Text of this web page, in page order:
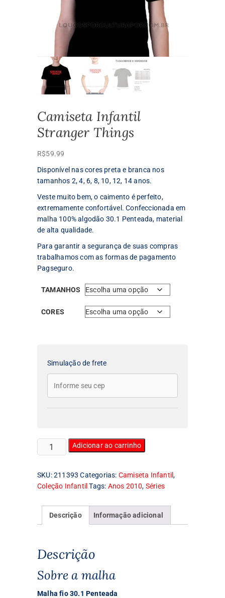
Camiseta Infantil
Stranger Things
R$59.99
Disponível nas cores preta e branca nos
tamanhos 2, 4, 6, 8, 10, 12, 14 anos.
Veste muito bem, o caimento é perfeito,
extremamente confortável. Confeccionada em
malha 100% algodão 30.1 Penteada, material
de alta qualidade.
Para garantir a segurança de suas compras
trabalhamos com as formas de pagamento
Pagseguro.
TAMANHOS
CORES
Simulação de frete
Camiseta
Infantil
Things
quantidade
Adicionar ao carrinho
SKU:211393 Categorias: Camiseta Infantil,
Coleção Infantil Tags: Anos 2010, Séries
Descrição Informação adicional
Descrição
Sobre a malha
Malha fio 30.1 Penteada